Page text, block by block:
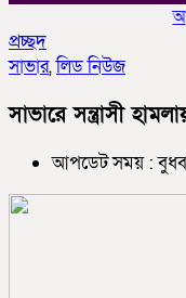
প্রচ্ছদ
সাভার,লিড নিউজ
সাভারে সন্ত্রাসী
আপডেট সময় :